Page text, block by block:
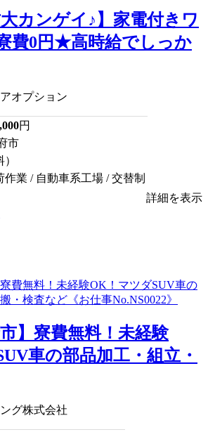
大カンゲイ♪】家電付きワ
費0円★高時給でしっか
オプション
円
市
作業 / 自動車系工場 / 交替制
詳細を表示
市】寮費無料！未経験
車の部品加工・組立・
グ株式会社